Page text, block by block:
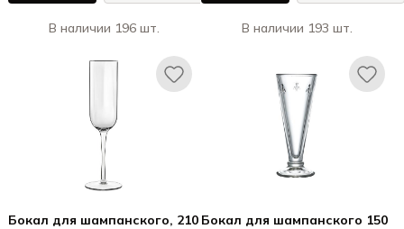
В наличии 196 шт. В наличии 193 шт.
Бокал для шампанского, 210 Бокал для шампанского 150